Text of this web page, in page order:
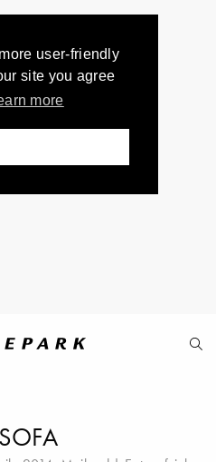
user-friendly
site you agree
more